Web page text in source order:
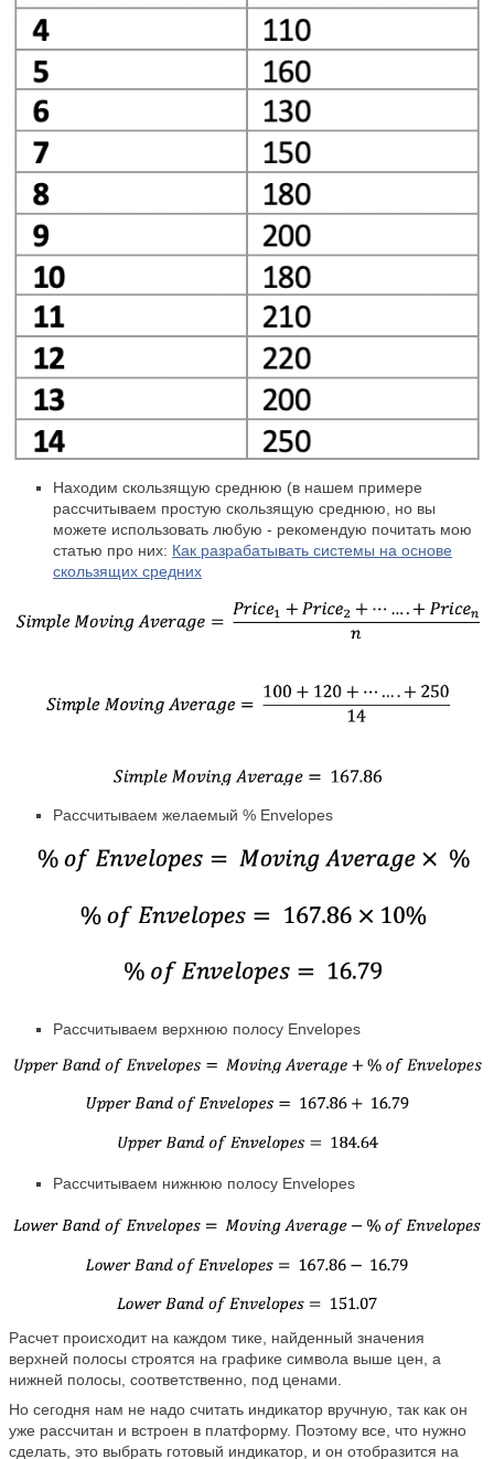
Находим скользящую среднюю (в нашем примере
рассчитываем простую скользящую среднюю, но вы
можете использовать любую - рекомендую почитать мою
статью про них: Как разрабатывать системы на основе
скользящих средних
Рассчитываем желаемый % Envelopes
Рассчитываем верхнюю полосу Envelopes
Рассчитываем нижнюю полосу Envelopes
Расчет происходит на каждом тике, найденный значения
верхней полосы строятся на графике символа выше цен, а
нижней полосы, соответственно, под ценами.
Но сегодня нам не надо считать индикатор вручную, так как он
уже рассчитан и встроен в платформу. Поэтому все, что нужно
сделать, это выбрать готовый индикатор, и он отобразится на